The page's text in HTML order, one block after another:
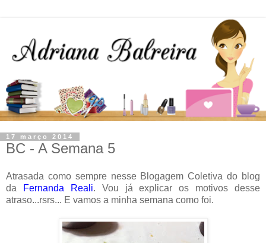
17 março 2014
BC - A Semana 5
Atrasada como sempre nesse Blogagem Coletiva do blog
da
Fernanda Reali. Vou já explicar os motivos desse
atraso...rsrs... E vamos a minha semana como foi.